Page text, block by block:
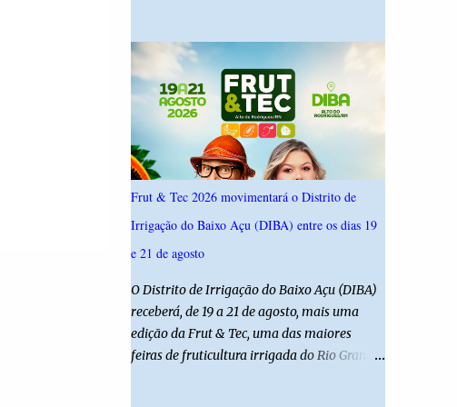
nota, a Polícia Militar manifestou
solidariedade à vítima e aos familiares e
destacou q...
somaram 6,4% e outros 43,8% não
souberam responder. A pesquisa IPSsensus
ouviu 1.500 eleitores em todas as regiões do
Rio Grande do Norte entre os dias 18 e 22 de
junho de 2026. O levantamento possui
margem de erro de 2,5 pontos percentuais e
nível de confiança de 95%. Registro no TSE:
RN-09520/2026
Frut & Tec 2026 movimentará o Distrito de
Irrigação do Baixo Açu (DIBA) entre os dias 19
e 21 de agosto
O Distrito de Irrigação do Baixo Açu (DIBA)
receberá, de 19 a 21 de agosto, mais uma
edição da Frut & Tec, uma das maiores
feiras de fruticultura irrigada do Rio Grande